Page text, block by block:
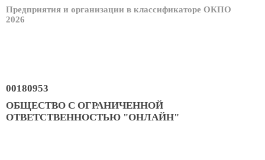
Предприятия и организации в классификаторе ОКПО
2026
00180953
ОБЩЕСТВО С ОГРАНИЧЕННОЙ
ОТВЕТСТВЕННОСТЬЮ "ОНЛАЙН"